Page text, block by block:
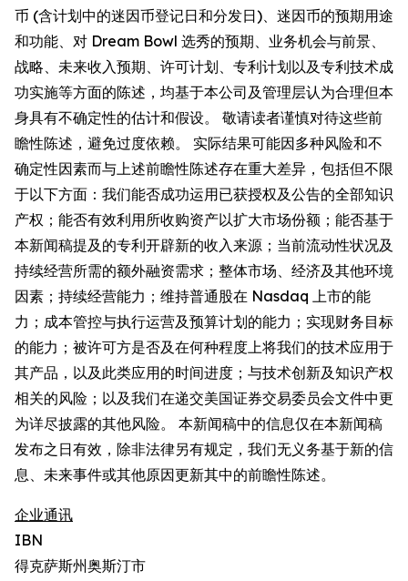
币 (含计划中的迷因币登记日和分发日)、迷因币的预期用途
和功能、对 Dream Bowl 选秀的预期、业务机会与前景、
战略、未来收入预期、许可计划、专利计划以及专利技术成
功实施等方面的陈述，均基于本公司及管理层认为合理但本
身具有不确定性的估计和假设。 敬请读者谨慎对待这些前
瞻性陈述，避免过度依赖。 实际结果可能因多种风险和不
确定性因素而与上述前瞻性陈述存在重大差异，包括但不限
于以下方面：我们能否成功运用已获授权及公告的全部知识
产权；能否有效利用所收购资产以扩大市场份额；能否基于
本新闻稿提及的专利开辟新的收入来源；当前流动性状况及
持续经营所需的额外融资需求；整体市场、经济及其他环境
因素；持续经营能力；维持普通股在 Nasdaq 上市的能
力；成本管控与执行运营及预算计划的能力；实现财务目标
的能力；被许可方是否及在何种程度上将我们的技术应用于
其产品，以及此类应用的时间进度；与技术创新及知识产权
相关的风险；以及我们在递交美国证券交易委员会文件中更
为详尽披露的其他风险。 本新闻稿中的信息仅在本新闻稿
发布之日有效，除非法律另有规定，我们无义务基于新的信
息、未来事件或其他原因更新其中的前瞻性陈述。
企业通讯
IBN
得克萨斯州奥斯汀市